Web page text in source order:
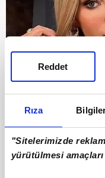
Rıza
"Sitelerimizde
yürütülmesi
Reddet
47 yaşında
fırtınalar estiren